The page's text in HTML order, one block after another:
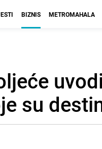
BIZNIS METROMAHALA
su